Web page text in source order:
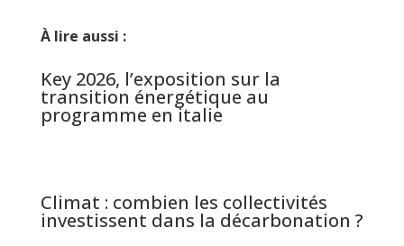
À lire aussi :
Key 2026, l’exposition sur la
transition énergétique au
programme en italie
Climat : combien les collectivités
investissent dans la décarbonation ?